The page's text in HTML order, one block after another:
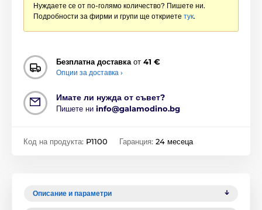
Нуждаете се от по-голямо количество? Пишете ни.
Подробности за фирми и групи ще откриете тук.
Безплатна доставкаот 41 €
Опции за доставка ›
Имате ли нужда от съвет?
Пишете ни info@galamodino.bg
Код на продукта: P1100 Гаранция: 24 месеца
Описание и параметри